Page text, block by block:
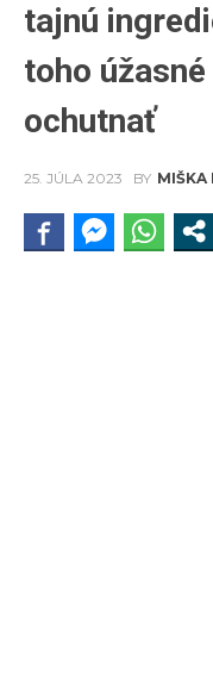
tajnú
toho
ochutnať
25. JÚLA 2023 BY MIŠKA